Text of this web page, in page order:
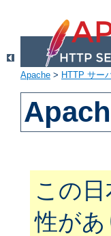
Apache > HTTP サー
この
性が